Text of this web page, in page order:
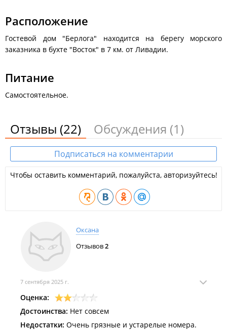
Расположение
Гостевой дом "Берлога" находится на берегу морского
заказника в бухте "Восток" в 7 км. от Ливадии.
Питание
Самостоятельное.
Отзывы (22) Обсуждения (1)
Подписаться на комментарии
Чтобы оставить комментарий, пожалуйста, авторизуйтесь!
Оксана
Отзывов2
7 сентября 2025 г.
Оценка:
Достоинства: Нет совсем
Недостатки: Очень грязные и устарелые номера.